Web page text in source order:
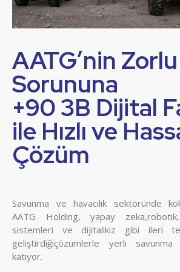
AATG’nin
Sorununa
+90 3B Dijital
ile Hızlı ve
Çözüm
Savunma ve havacılık sektöründe
AATG Holding, yapay
sistemleri ve dijitalikiz gibi ileri
geliştirdiğiçözümlerle yerli
katıyor.